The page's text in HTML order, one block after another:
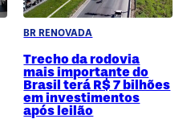
BR RENOVADA
Trecho da rodovia
mais importante do
Brasil terá R$ 7 bilhões
em investimentos
após leilão